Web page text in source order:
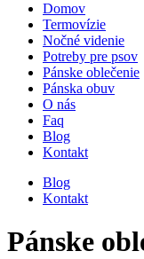
Domov
Termovízie
Nočné videnie
Potreby pre psov
Pánske oblečenie
Pánska obuv
O nás
Faq
Blog
Kontakt
Blog
Kontakt
Pánske